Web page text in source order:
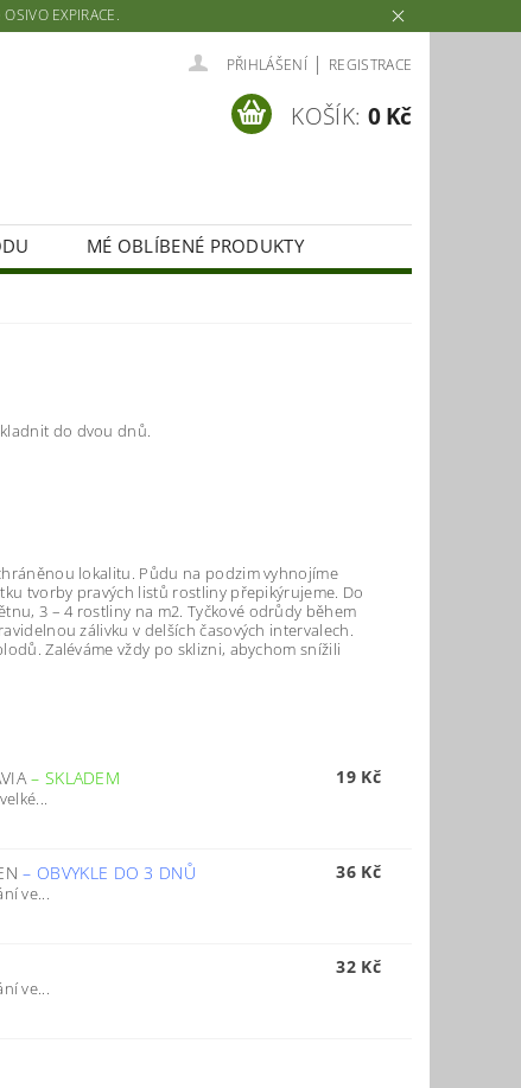
EXPIRACE.
PŘIHLÁŠENÍ | REGISTRACE
KOŠÍK: 0 Kč
MÉ OBLÍBENÉ PRODUKTY
naskladnit do dvou dnů.
lokalitu. Půdu na podzim vyhnojíme
tvorby pravých listů rostliny přepikýrujeme. Do
3 – 4 rostliny na m2. Tyčkové odrůdy během
zálivku v delších časových intervalech.
Zaléváme vždy po sklizni, abychom snížili
– SKLADEM 19 Kč
– OBVYKLE DO 3 DNŮ
ve...
36 Kč
ve...
32 Kč